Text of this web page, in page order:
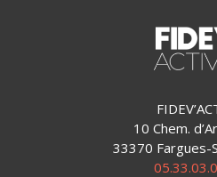
10 Chem.
33370 Fargues-